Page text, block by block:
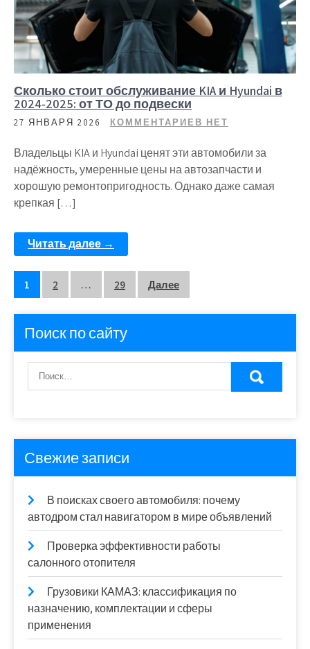
Сколько стоит обслуживание KIA и Hyundai в
2024-2025: от ТО до подвески
27 ЯНВАРЯ 2026 КОММЕНТАРИЕВ НЕТ
Владельцы KIA и Hyundai ценят эти автомобили за
надёжность, умеренные цены на автозапчасти и
хорошую ремонтопригодность. Однако даже самая
крепкая […]
Читать далее →
Пагинация
записей
1 2 … 29 Далее
Поиск по сайту
Свежие записи
В поисках своего автомобиля: почему
автодром стал навигатором в мире объявлений
Проверка эффективности работы
салонного отопителя
Грузовики КАМАЗ: классификация по
назначению, комплектации и сферы
применения